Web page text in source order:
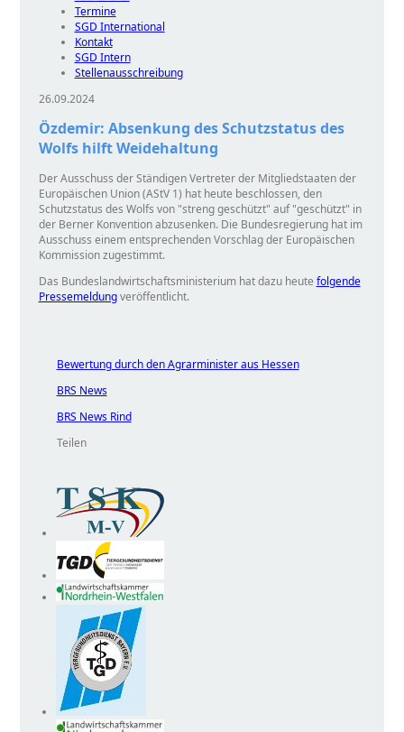
Termine
SGD International
Kontakt
SGD Intern
Stellenausschreibung
26.09.2024
Özdemir: Absenkung des Schutzstatus des
Wolfs hilft Weidehaltung
Der Ausschuss der Ständigen Vertreter der Mitgliedstaaten der
Europäischen Union (AStV 1) hat heute beschlossen, den
Schutzstatus des Wolfs von streng geschützt auf geschützt in
der Berner Konvention abzusenken. Die Bundesregierung hat im
Ausschuss einem entsprechenden Vorschlag der Europäischen
Kommission zugestimmt.
Das Bundeslandwirtschaftsministerium hat dazu heute folgende
Pressemeldungveröffentlicht.
Bewertung durch den Agrarminister aus Hessen
BRS News
BRS News Rind
Teilen